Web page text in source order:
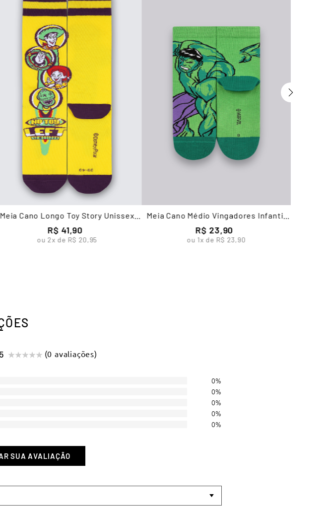
Meia Cano Longo Toy Story Unissex
R$ 41,90
ou 2x de R$ 20,95
Meia Cano Médio Vingadores Infantil
Masculina Lupo
R$ 23,90
ou 1x de R$ 23,90
(0 avaliações)
0%
0%
0%
0%
0%